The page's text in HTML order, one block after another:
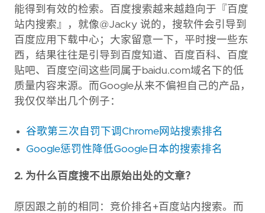
能得到有效的检索。百度搜索越来越趋向于『百度
站内搜索』，就像@Jacky 说的，搜软件会引导到
百度应用下载中心；大家留意一下，平时搜一些东
西，结果往往是引导到百度知道、百度百科、百度
贴吧、百度空间这些同属于baidu.com域名下的低
质量内容来源。而Google从来不偏袒自己的产品，
我仅仅举出几个例子：
谷歌第三次自罚下调Chrome网站搜索排名
Google惩罚性降低Google日本的搜索排名
2. 为什么百度搜不出原始出处的文章？
原因跟之前的相同：竞价排名+百度站内搜索。而